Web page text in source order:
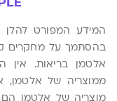
המידע המפורט להלן
בהסתמך על מחקרים
אלטמן בריאות. אין
ממוצריה של אלטמן,
מוצריה של אלטמן הם